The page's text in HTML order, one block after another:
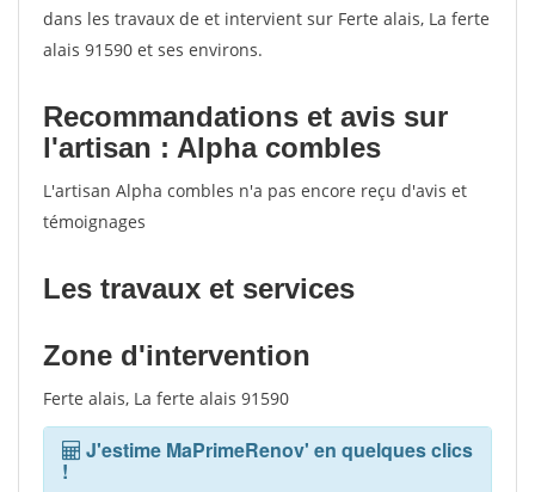
dans les travaux de et intervient sur Ferte alais, La ferte
alais 91590 et ses environs.
Recommandations et avis sur
l'artisan : Alpha combles
L'artisan Alpha combles n'a pas encore reçu d'avis et
témoignages
Les travaux et services
Zone d'intervention
Ferte alais, La ferte alais 91590